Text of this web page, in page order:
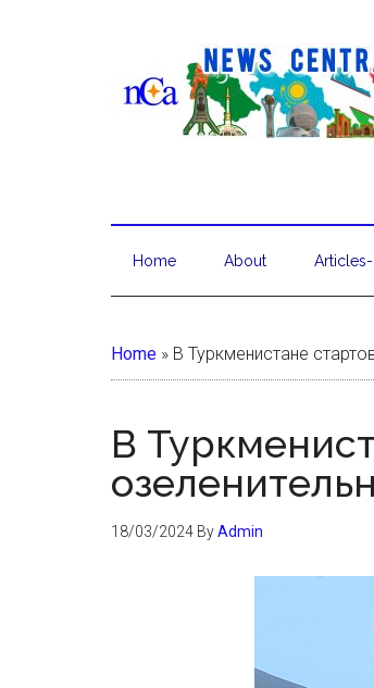
Home About
Home » В Туркменистане
В
18/03/2024 ByAdmin